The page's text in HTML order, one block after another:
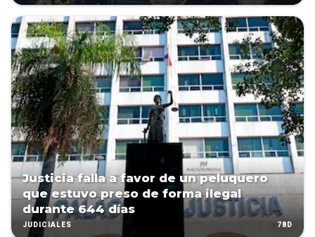
Justicia falla a favor de un peluquero
que estuvo preso de forma ilegal
durante 644 días
JUDICIALES 78D